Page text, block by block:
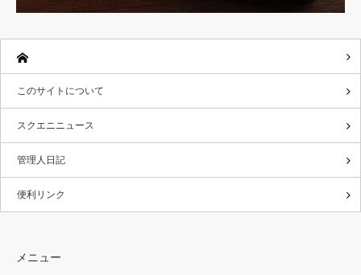
このサイトについて
スクエニニュース
管理人日記
便利リンク
メニュー